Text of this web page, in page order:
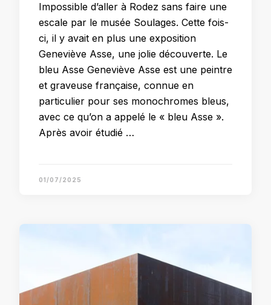
Impossible d’aller à Rodez sans faire une
escale par le musée Soulages. Cette fois-
ci, il y avait en plus une exposition
Geneviève Asse, une jolie découverte. Le
bleu Asse Geneviève Asse est une peintre
et graveuse française, connue en
particulier pour ses monochromes bleus,
avec ce qu’on a appelé le « bleu Asse ».
Après avoir étudié …
01/07/2025